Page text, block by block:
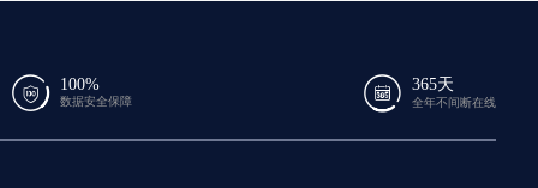
100%
数据安全保障
365天
全年不间断在线